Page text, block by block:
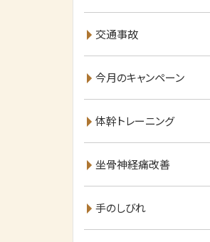
交通事故
今月のキャンペーン
体幹トレーニング
坐骨神経痛改善
手のしびれ